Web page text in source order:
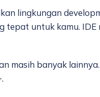
lingkungan
tepat untuk kamu. IDE
masih banyak